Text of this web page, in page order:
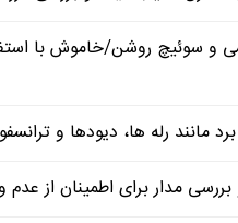
و سوئیچ روشن/خاموش با